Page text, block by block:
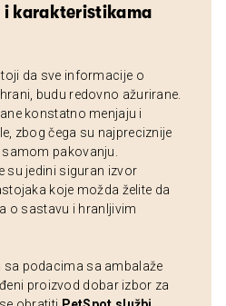
i karakteristikama
da sve informacije o
budu redovno ažurirane.
konstatno menjaju i
zbog čega su najpreciznije
pakovanju.
su jedini siguran izvor
koje možda želite da
o sastavu i hranljivim
podacima sa ambalaže
proizvod dobar izbor za